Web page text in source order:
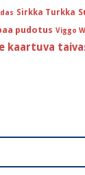
Sirkka Turkka
pudotus Viggo
kaartuva